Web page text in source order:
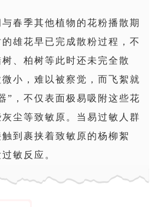
春季其他植物的花粉播散期
雄花早已完成散粉过程，不
、柏树等此时还未完全散
小，难以被察觉，而飞絮就
”，不仅表面极易吸附这些花
尘等致敏原。当易过敏人群
到裹挟着致敏原的杨柳絮
敏反应。